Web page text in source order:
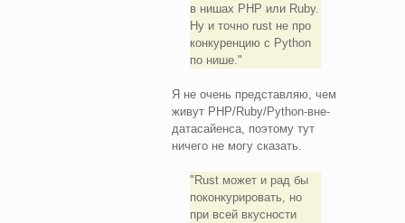
в нишах PHP или Ruby.
Ну и точно rust не про
конкуренцию с Python
по нише.
Я не очень представляю, чем
живут PHP/Ruby/Python-вне-
датасайенса, поэтому тут
ничего не могу сказать.
Rust может и рад бы
поконкурировать, но
при всей вкусности